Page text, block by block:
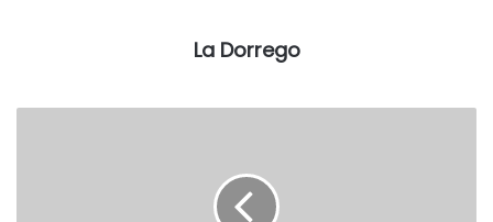
fertilizar los cultivos en tiempo y forma, para lograr los
estándares de calidad deseados por la industria”.
con lo cual habrá una lucha por quedarse con el poco
cereal que este en optimas condiciones y esto puede
La Dorrego